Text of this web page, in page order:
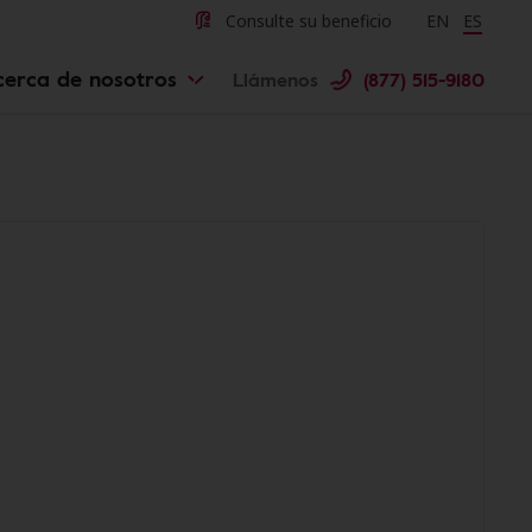
Consulte su beneficio Change
EN ES
de nosotros Llámenos (877) 515-9180